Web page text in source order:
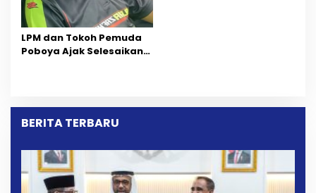
LPM dan Tokoh Pemuda
Poboya Ajak Selesaikan
BERITA TERBARU